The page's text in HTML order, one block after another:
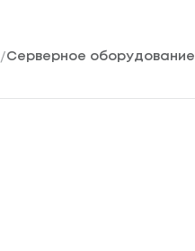
Серверное оборудование